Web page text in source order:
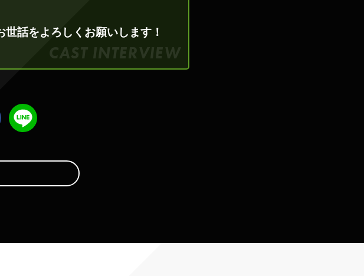
話をよろしくお願いします！
Facebook